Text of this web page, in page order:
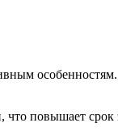
повышает срок